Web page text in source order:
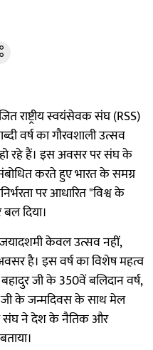
राष्ट्रीय स्वयंसेवक संघ (RSS)
वर्ष का गौरवशाली उत्सव
हो रहे हैं। इस अवसर पर संघ के
करते हुए भारत के समग्र
पर आधारित "विश्व के
दिया।
केवल उत्सव नहीं,
है। इस वर्ष का विशेष महत्व
जी के 350वें बलिदान वर्ष,
जी के जन्मदिवस के साथ मेल
संघ ने देश के नैतिक और